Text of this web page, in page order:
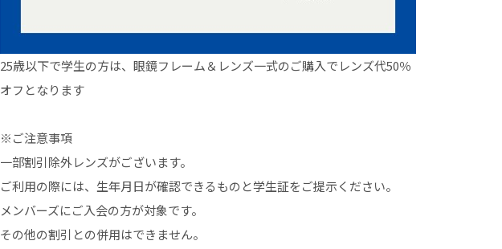
25歳以下で学生の方は、眼鏡フレーム＆レンズ一式のご購入でレンズ代50％
オフとなります
※ご注意事項
一部割引除外レンズがございます。
ご利用の際には、生年月日が確認できるものと学生証をご提示ください。
メンバーズにご入会の方が対象です。
その他の割引との併用はできません。